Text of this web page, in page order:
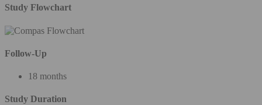
Study Flowchart
Follow-Up
18 months
Study Duration